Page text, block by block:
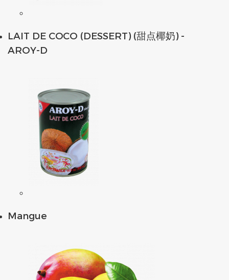
LAIT DE COCO (DESSERT) (甜点椰奶) -
AROY-D
Mangue